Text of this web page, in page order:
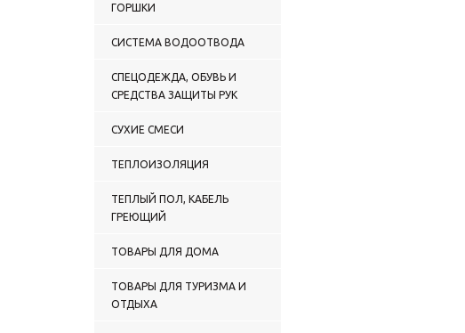
ГОРШКИ
СИСТЕМА ВОДООТВОДА
СПЕЦОДЕЖДА, ОБУВЬ И
СРЕДСТВА ЗАЩИТЫ РУК
СУХИЕ СМЕСИ
ТЕПЛОИЗОЛЯЦИЯ
ТЕПЛЫЙ ПОЛ, КАБЕЛЬ
ГРЕЮЩИЙ
ТОВАРЫ ДЛЯ ДОМА
ТОВАРЫ ДЛЯ ТУРИЗМА И
ОТДЫХА